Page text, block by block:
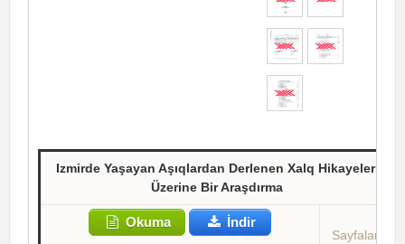
Izmirde Yaşayan Aşıqlardan Derlenen Xalq Hikayeleri
Üzerine Bir Araşdırma
Okuma İndir
Sayfalar: